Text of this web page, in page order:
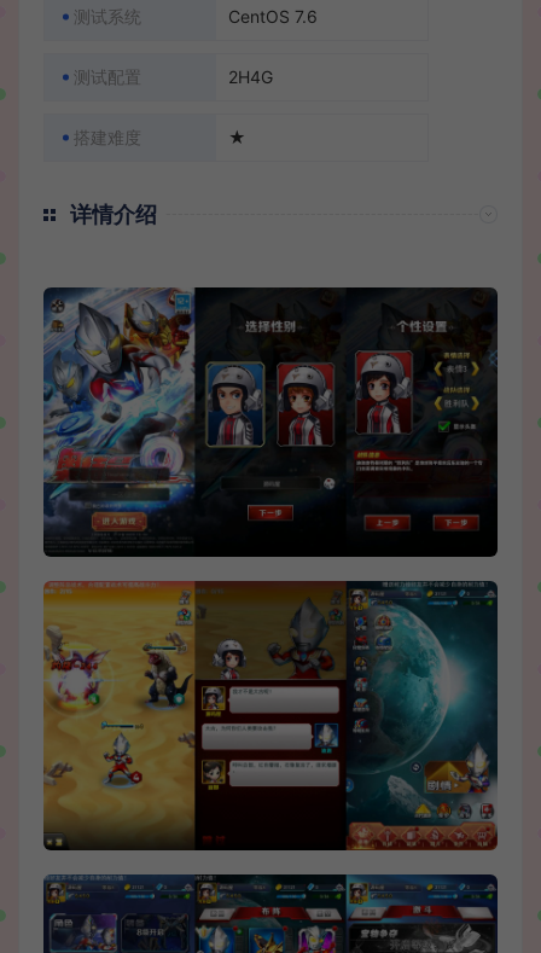
测试系统 CentOS 7.6
测试配置 2H4G
搭建难度 ★
详情介绍